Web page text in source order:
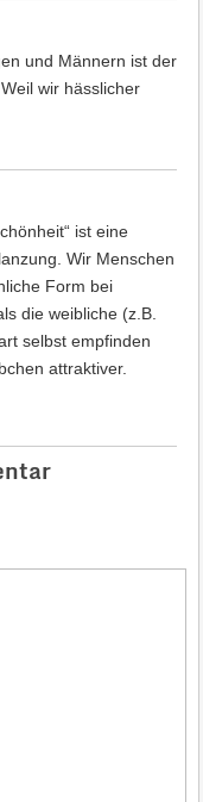
und Männern ist der
wir hässlicher
ist eine
Wir Menschen
Form bei
die weibliche (z.B.
selbst empfinden
attraktiver.